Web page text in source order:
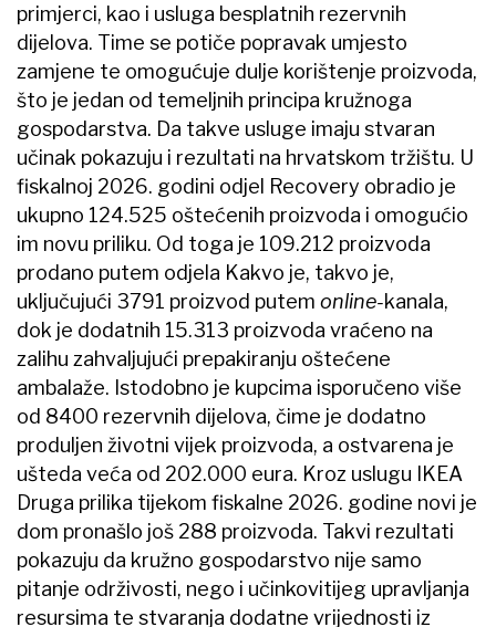
primjerci, kao i usluga besplatnih rezervnih
dijelova. Time se potiče popravak umjesto
zamjene te omogućuje dulje korištenje proizvoda,
što je jedan od temeljnih principa kružnoga
gospodarstva. Da takve usluge imaju stvaran
učinak pokazuju i rezultati na hrvatskom tržištu. U
fiskalnoj 2026. godini odjel Recovery obradio je
ukupno 124.525 oštećenih proizvoda i omogućio
im novu priliku. Od toga je 109.212 proizvoda
prodano putem odjela Kakvo je, takvo je,
uključujući 3791 proizvod putem online-kanala,
dok je dodatnih 15.313 proizvoda vraćeno na
zalihu zahvaljujući prepakiranju oštećene
ambalaže. Istodobno je kupcima isporučeno više
od 8400 rezervnih dijelova, čime je dodatno
produljen životni vijek proizvoda, a ostvarena je
ušteda veća od 202.000 eura. Kroz uslugu IKEA
Druga prilika tijekom fiskalne 2026. godine novi je
dom pronašlo još 288 proizvoda. Takvi rezultati
pokazuju da kružno gospodarstvo nije samo
pitanje održivosti, nego i učinkovitijeg upravljanja
resursima te stvaranja dodatne vrijednosti iz